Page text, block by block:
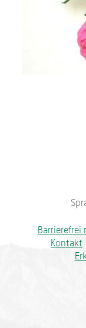
Barrierefrei
Kontakt